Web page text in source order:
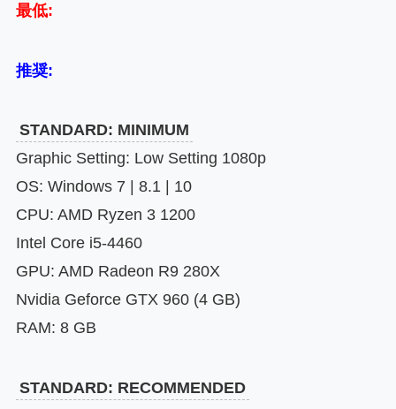
最低:
推奨:
STANDARD: MINIMUM
Graphic Setting: Low Setting 1080p
OS: Windows 7 | 8.1 | 10
CPU: AMD Ryzen 3 1200
Intel Core i5-4460
GPU: AMD Radeon R9 280X
Nvidia Geforce GTX 960 (4 GB)
RAM: 8 GB
STANDARD: RECOMMENDED